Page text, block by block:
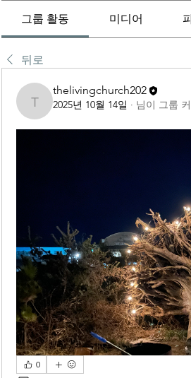
그룹 활동 미디어
뒤로
thelivingchurch202
thelivingchurch202
2025년 10월 14일 · 님이 그룹
0